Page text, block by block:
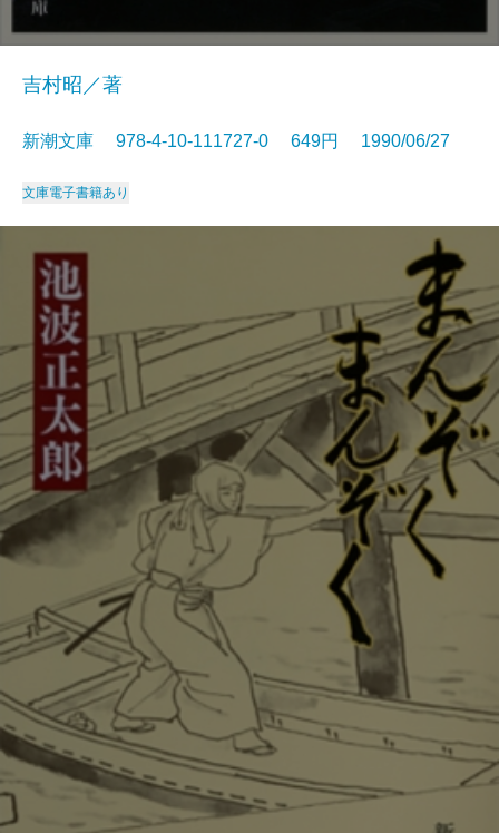
吉村昭／著
新潮文庫 978-4-10-111727-0 649円 1990/06/27
文庫電子書籍あり